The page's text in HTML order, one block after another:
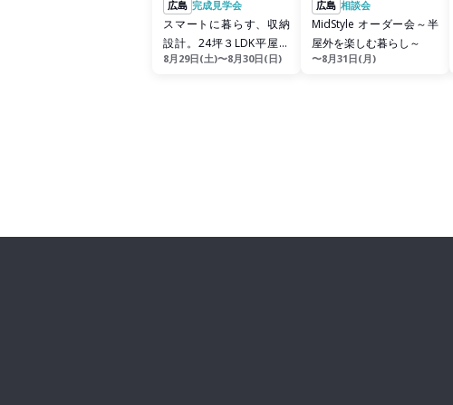
広島 完成見学会
スマートに暮らす、収納
設計。24坪３LDK平屋完
成見学会
8月29日(土)〜8月30日(日)
広島 相談会
MidStyle オーダー会～半
屋外を楽しむ暮らし～
〜8月31日(月)